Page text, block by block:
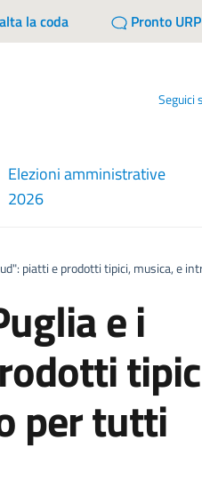
la coda Pronto URP
Seguici
Elezioni amministrative
2026
piatti e prodotti tipici, musica, e
e i
per tutti